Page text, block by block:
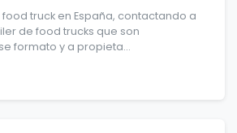
truck en España, contactando a
de food trucks que son
formato y a propieta...